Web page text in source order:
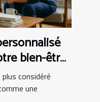
bien-être
considéré
une